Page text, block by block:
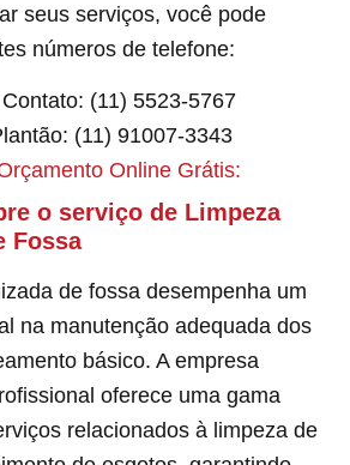
seus serviços, você pode
números de telefone:
(11) 5523-5767
(11) 91007-3343
Online Grátis:
o serviço de Limpeza
Fossa
de fossa desempenha um
na manutenção adequada dos
básico. A empresa
oferece uma gama
relacionados à limpeza de